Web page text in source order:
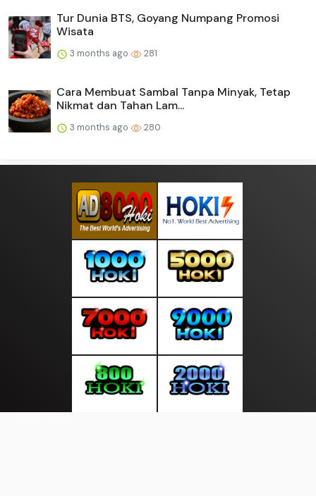
Tur Dunia BTS, Goyang Numpang Promosi
Wisata
3 months ago 281
Cara Membuat Sambal Tanpa Minyak, Tetap
Nikmat dan Tahan Lam...
3 months ago 280